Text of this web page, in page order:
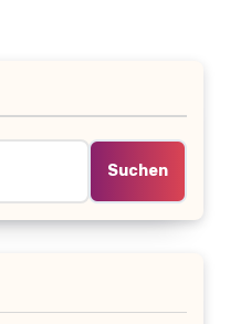
Suchen